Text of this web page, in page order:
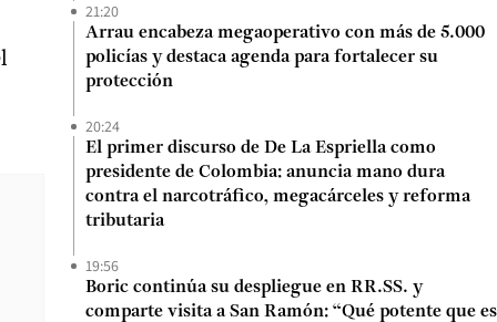
21:20
Arrau encabeza megaoperativo con más de 5.000
policías y destaca agenda para fortalecer su
protección
20:24
El primer discurso de De La Espriella como
presidente de Colombia: anuncia mano dura
contra el narcotráfico, megacárceles y reforma
tributaria
19:56
Boric continúa su despliegue en RR.SS. y
comparte visita a San Ramón: “Qué potente que es